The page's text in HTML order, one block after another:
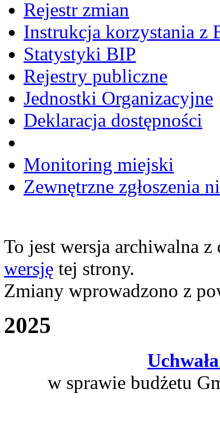
Rejestr zmian
Instrukcja korzystania z
Statystyki BIP
Rejestry publiczne
Jednostki Organizacyjne
Deklaracja dostępności
Monitoring miejski
Zewnętrzne zgłoszenia
To jest wersja archiwalna
wersję tej strony.
Zmiany wprowadzono z
2025
w sprawie budżetu